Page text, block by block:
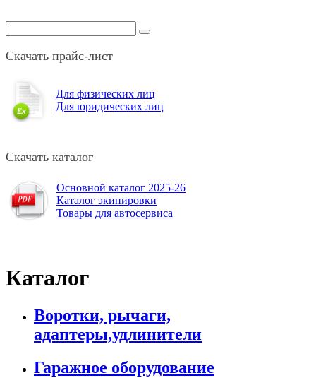
Скачать прайс-лист
Для физических лиц
Для юридических лиц
Скачать каталог
Основной каталог 2025-26
Каталог экипировки
Товары для автосервиса
Каталог
Воротки, рычаги,
адаптеры,удлинители
Гаражное оборудование